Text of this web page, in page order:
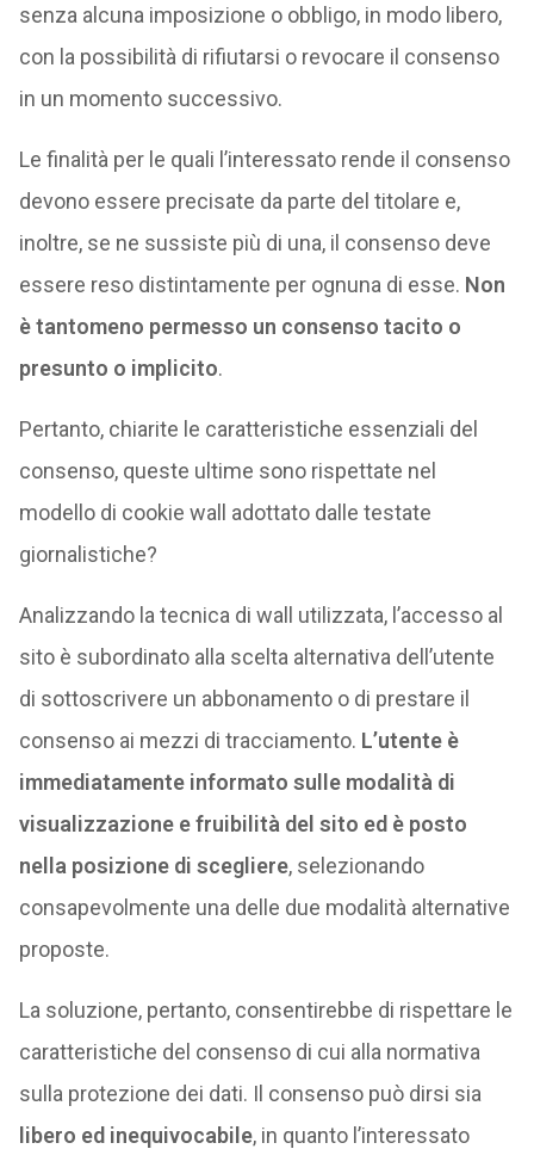
senza alcuna imposizione o obbligo, in modo libero,
con la possibilità di rifiutarsi o revocare il consenso
in un momento successivo.
Le finalità per le quali l’interessato rende il consenso
devono essere precisate da parte del titolare e,
inoltre, se ne sussiste più di una, il consenso deve
essere reso distintamente per ognuna di esse. Non
è tantomeno permesso un consenso tacito o
presunto o implicito.
Pertanto, chiarite le caratteristiche essenziali del
consenso, queste ultime sono rispettate nel
modello di cookie wall adottato dalle testate
giornalistiche?
Analizzando la tecnica di wall utilizzata, l’accesso al
sito è subordinato alla scelta alternativa dell’utente
di sottoscrivere un abbonamento o di prestare il
consenso ai mezzi di tracciamento. L’utente è
immediatamente informato sulle modalità di
visualizzazione e fruibilità del sito ed è posto
nella posizione di scegliere, selezionando
consapevolmente una delle due modalità alternative
proposte.
La soluzione, pertanto, consentirebbe di rispettare le
caratteristiche del consenso di cui alla normativa
sulla protezione dei dati. Il consenso può dirsi sia
libero ed inequivocabile, in quanto l’interessato